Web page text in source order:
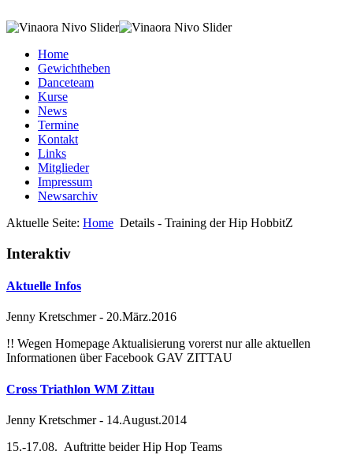
Home
Gewichtheben
Danceteam
Kurse
News
Termine
Kontakt
Links
Mitglieder
Impressum
Newsarchiv
Aktuelle Seite: Home Details - Training der Hip HobbitZ
Interaktiv
Aktuelle Infos
Jenny Kretschmer- 20.März.2016
!! Wegen Homepage Aktualisierung vorerst nur alle aktuellen
Informationen über Facebook GAV ZITTAU
Cross Triathlon WM Zittau
Jenny Kretschmer- 14.August.2014
15.-17.08. Auftritte beider Hip Hop Teams